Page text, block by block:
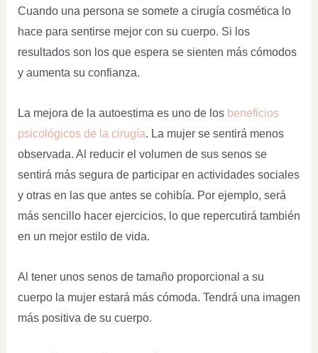
Cuando una persona se somete a cirugía cosmética lo
hace para sentirse mejor con su cuerpo. Si los
resultados son los que espera se sienten más cómodos
y aumenta su confianza.
La mejora de la autoestima es uno de los beneficios
psicológicos de la cirugía. La mujer se sentirá menos
observada. Al reducir el volumen de sus senos se
sentirá más segura de participar en actividades sociales
y otras en las que antes se cohibía. Por ejemplo, será
más sencillo hacer ejercicios, lo que repercutirá también
en un mejor estilo de vida.
Al tener unos senos de tamaño proporcional a su
cuerpo la mujer estará más cómoda. Tendrá una imagen
más positiva de su cuerpo.